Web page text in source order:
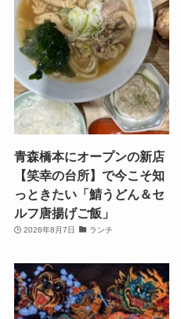
青森橋本にオープンの新店
【笑幸の台所】で今こそ知
っときたい「鯖うどん＆セ
ルフ唐揚げご飯」
2026年8月7日 ランチ